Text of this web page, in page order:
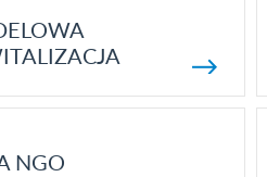
NGO